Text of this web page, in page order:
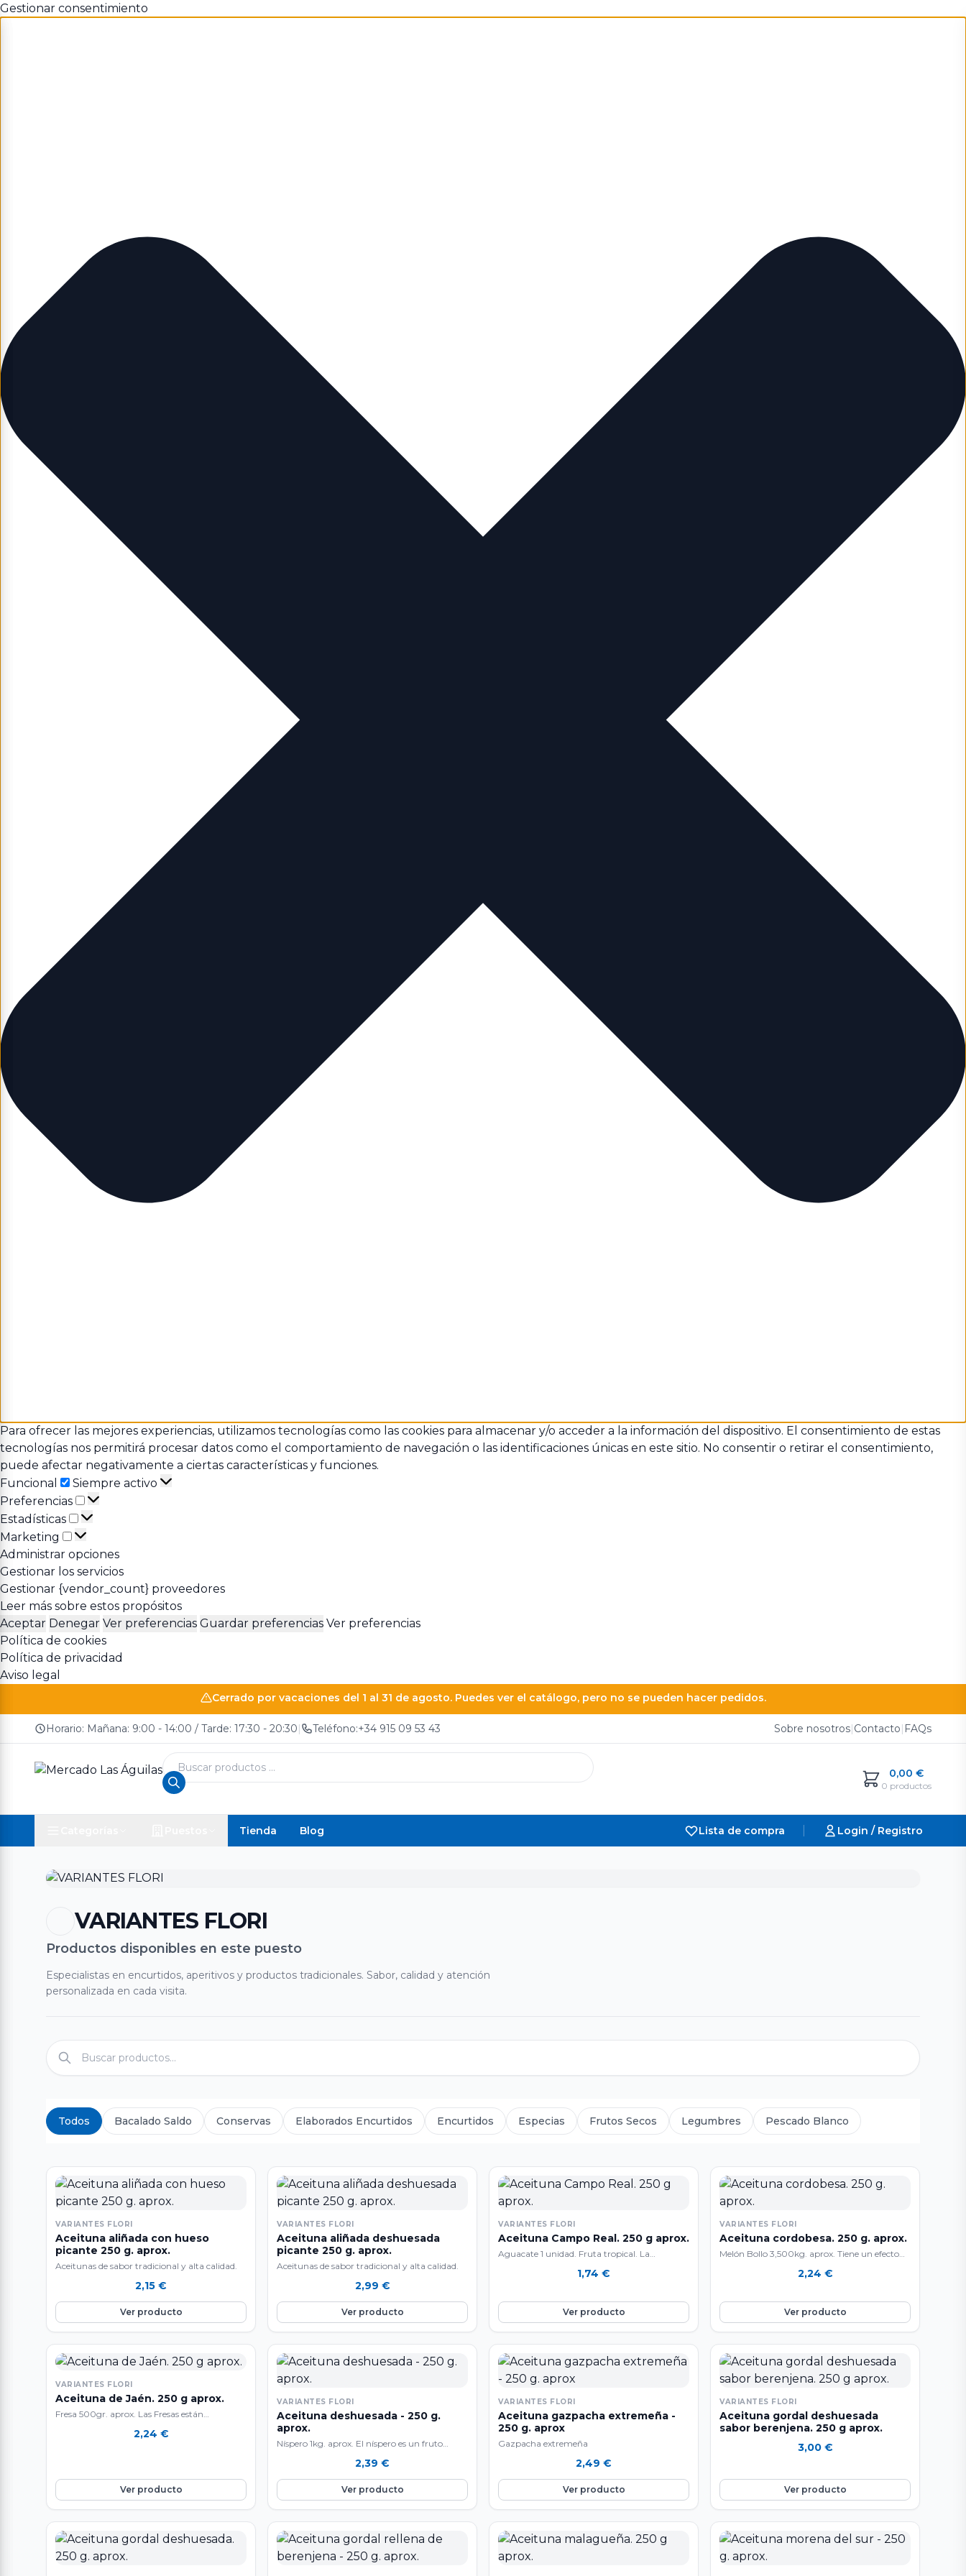
Gestionar consentimiento
Para ofrecer las mejores experiencias, utilizamos tecnologías como las cookies para almacenar y/o acceder a la información del dispositivo. El consentimiento de estas
tecnologías nos permitirá procesar datos como el comportamiento de navegación o las identificaciones únicas en este sitio. No consentir o retirar el consentimiento,
puede afectar negativamente a ciertas características y funciones.
Funcional
Funcional
Siempre activo
Preferencias
Preferencias
Estadísticas
Estadísticas
Marketing
Marketing
Administrar opciones
Gestionar los servicios
Gestionar {vendor_count} proveedores
Leer más sobre estos propósitos
Aceptar Denegar Ver preferencias Guardar preferencias Ver preferencias
Política de cookies
Política de privacidad
Aviso legal
Cerrado por vacaciones del 1 al 31 de agosto. Puedes ver el catálogo, pero no se pueden hacer pedidos.
Horario: Mañana: 9:00 - 14:00 / Tarde: 17:30 - 20:30 Teléfono:+34 915 09 53 43 Sobre nosotros Contacto FAQs
Búsqueda
de
productos
0,00 €
0 productos
Tienda Blog Lista de compra Login / Registro
VARIANTES FLORI
Productos disponibles en este puesto
Especialistas en encurtidos, aperitivos y productos tradicionales. Sabor, calidad y atención
personalizada en cada visita.
Todos Bacalado Saldo Conservas Elaborados Encurtidos Encurtidos Especias Frutos Secos Legumbres Pescado Blanco
VARIANTES FLORI
Aceituna aliñada con hueso
picante 250 g. aprox.
Aceitunas de sabor tradicional y alta calidad.
2,15 €
Ver producto
VARIANTES FLORI
Aceituna aliñada deshuesada
picante 250 g. aprox.
Aceitunas de sabor tradicional y alta calidad.
2,99 €
Ver producto
VARIANTES FLORI
Aceituna Campo Real. 250 g aprox.
Aguacate 1 unidad. Fruta tropical. La
alimento extraordinario que tiene cada día
múltiples: lo mas curioso nutricionalmente del
aguacate es que siendo una fruta fresca su
principal componente no son los hidratos de
carbono, sino las grasas, que constituyen el
23% de su peso. Aportan el 22% de las
necesidades diarias de vitamina C, un poco de
pro vitamina A y una variedad de minerales
(potasio, calcio, magnesio, fósforo, hierro,
cobre y cinc). el Aguacate es bueno en todas
las etapas de la vida, pero se debe moderar su
infesta en las personas con sobrepeso.
1,74 €
Ver producto
VARIANTES FLORI
Aceituna cordobesa. 250 g. aprox.
Melón Bollo 3,500kg. aprox. Tiene un efecto
colágeno. También ayuda a la perdida de peso
del corazón y del sistema digestivo por su alto
contenido en agua. Su consumo nos aporta
agua, vitaminas A, B, C y E, ácido folico, fibra,
ademas de minerales como calcio, hierro y
potasio; todos estos componentes favorecen a
: Mantener hidratado nuestro cuerpo en días
calurosos al mismo tiempo que consumimos
una botana dulce baja en calorias.
2,24 €
Ver producto
VARIANTES FLORI
Aceituna de Jaén. 250 g aprox.
Fresa 500gr. aprox. Las Fresas están
grasas e hidratos de carbono por lo que es ideal
las confieren una fruta antioxidante, también
facilita la absorción de hierro y contribuye a la
aparición de enfermedades degenerativas
como el cáncer.
2,24 €
Ver producto
VARIANTES FLORI
Aceituna deshuesada - 250 g.
aprox.
Níspero 1kg. aprox. El níspero es un fruto
apreciado por su carne aromática, dulce y
algo ácida. ... La pulpa es aromática, de color
blanco o anaranjado, carnosa y de sabor dulce
algo ácido. Contiene varias semillas marrones
de gran tamaño.
2,39 €
Ver producto
VARIANTES FLORI
Aceituna gazpacha extremeña -
250 g. aprox
Gazpacha extremeña
2,49 €
Ver producto
VARIANTES FLORI
Aceituna gordal deshuesada
sabor berenjena. 250 g aprox.
3,00 €
Ver producto